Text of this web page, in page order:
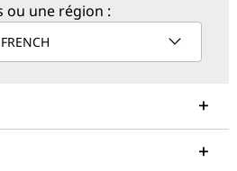
ou une région :